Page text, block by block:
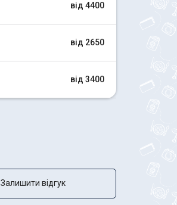
від 4400
від 2650
від 3400
Залишити відгук